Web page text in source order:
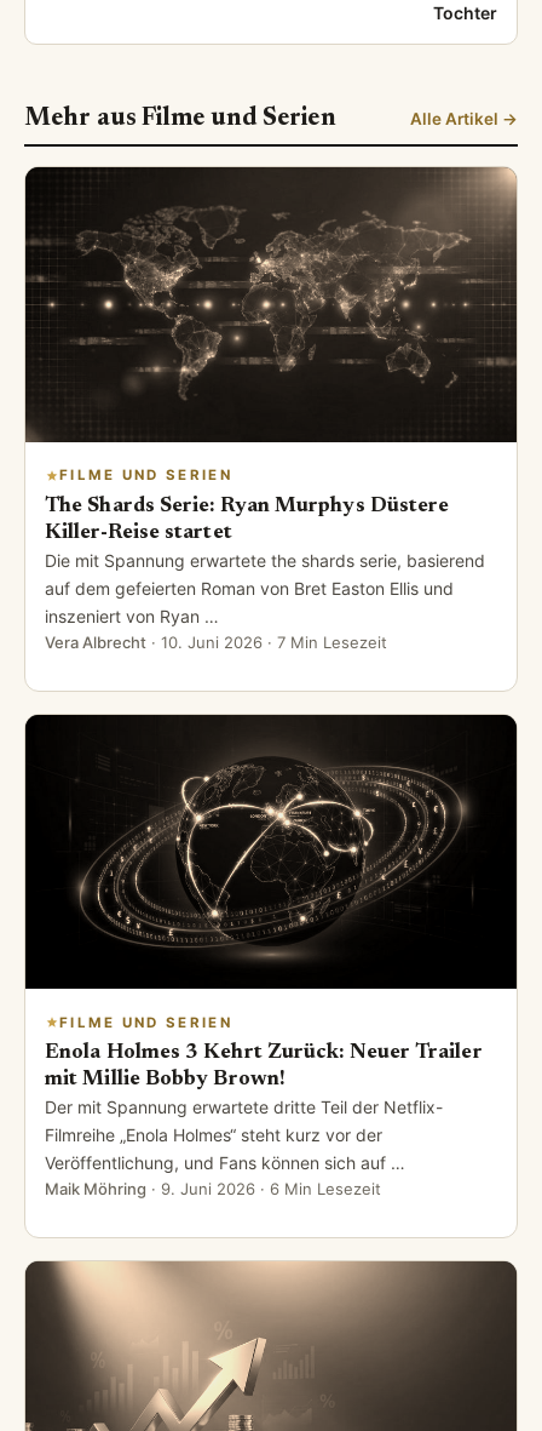
Tochter
Mehr aus Filme und Serien Alle Artikel →
FILME UND SERIEN
The Shards Serie: Ryan Murphys Düstere
Killer-Reise startet
Die mit Spannung erwartete the shards serie, basierend
auf dem gefeierten Roman von Bret Easton Ellis und
inszeniert von Ryan …
Vera Albrecht · 10. Juni 2026 · 7 Min Lesezeit
FILME UND SERIEN
Enola Holmes 3 Kehrt Zurück: Neuer Trailer
mit Millie Bobby Brown!
Der mit Spannung erwartete dritte Teil der Netflix-
Filmreihe „Enola Holmes“ steht kurz vor der
Veröffentlichung, und Fans können sich auf …
Maik Möhring · 9. Juni 2026 · 6 Min Lesezeit